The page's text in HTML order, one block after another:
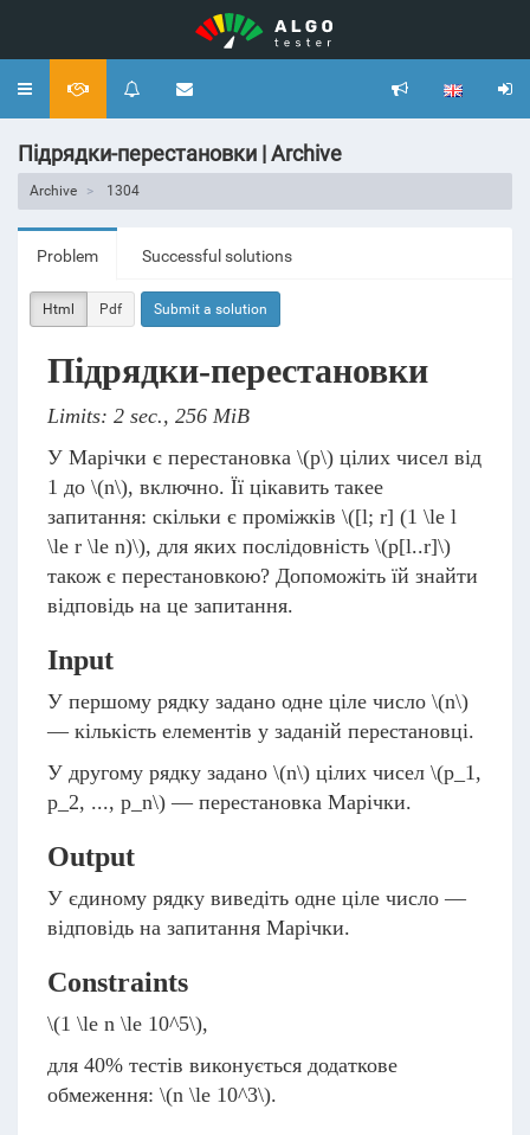
Toggle
Підрядки-перестановки | Archive
Archive 1304
Problem Successful solutions
Html Pdf Submit a solution
Підрядки-перестановки
Limits: 2 sec., 256 MiB
У Марічки є перестановка \(p\) цілих чисел від
1 до \(n\), включно. Її цікавить такее
запитання: скільки є проміжків \([l; r] (1 \le l
\le r \le n)\), для яких послідовність \(p[l..r]\)
також є перестановкою? Допоможіть їй знайти
відповідь на це запитання.
Input
У першому рядку задано одне ціле число \(n\)
— кількість елементів у заданій перестановці.
У другому рядку задано \(n\) цілих чисел \(p_1,
p_2, ..., p_n\) — перестановка Марічки.
Output
У єдиному рядку виведіть одне ціле число —
відповідь на запитання Марічки.
Constraints
\(1 \le n \le 10^5\),
для 40% тестів виконується додаткове
обмеження: \(n \le 10^3\).